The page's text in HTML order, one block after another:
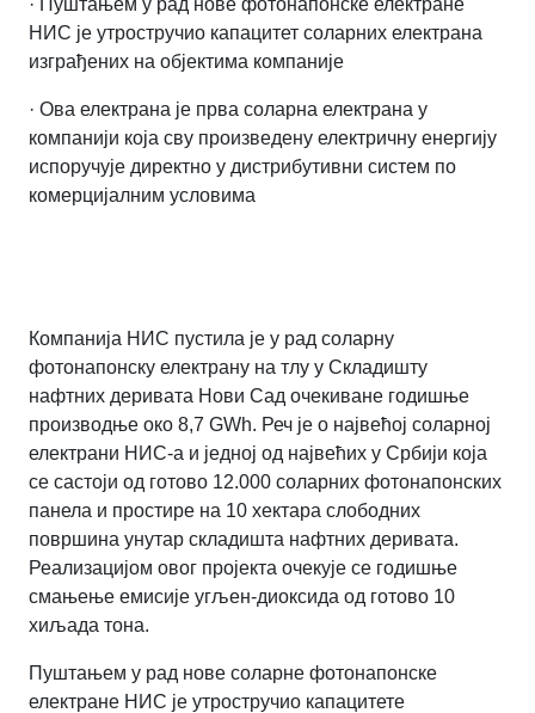
НИС је утростручио капацитет соларних електрана
изграђених на објектима компаније
· Ова електрана је прва соларна електрана у
компанији која сву произведену електричну енергију
испоручује директно у дистрибутивни систем по
комерцијалним условима
Компанија НИС пустила је у рад соларну
фотонапонску електрану на тлу у Складишту
нафтних деривата Нови Сад очекиване годишње
производње око 8,7 GWh. Реч је о највећој соларној
електрани НИС-а и једној од највећих у Србији која
се састоји од готово 12.000 соларних фотонапонских
панела и простире на 10 хектара слободних
површина унутар складишта нафтних деривата.
Реализацијом овог пројекта очекује се годишње
смањење емисије угљен-диоксида од готово 10
хиљада тона.
Пуштањем у рад нове соларне фотонапонске
електране НИС је утростручио капацитете